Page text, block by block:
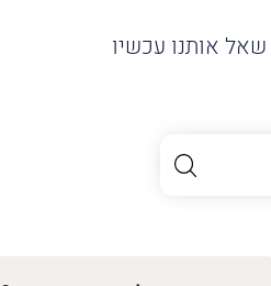
שאל אותנו עכשיו